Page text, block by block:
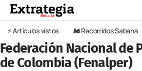
⚡️ Artículos vistos 🚂 Recorridos Sabana
Federación Nacional de
de Colombia (Fenalper)